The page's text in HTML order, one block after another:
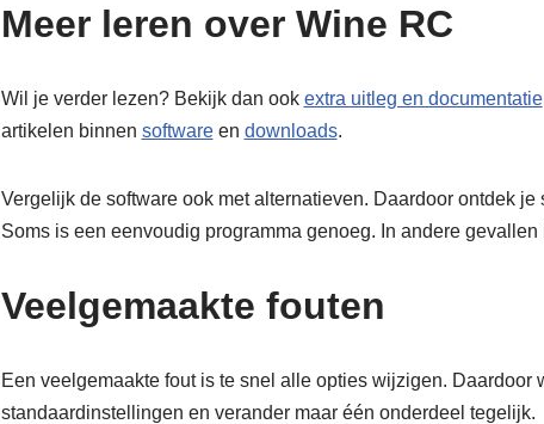
Meer leren over Wine RC
Wil je verder lezen? Bekijk dan ook extra uitleg en documentatie
artikelen binnen softwareen downloads.
Vergelijk de software ook met alternatieven. Daardoor ontdek
Soms is een eenvoudig programma genoeg. In andere
Veelgemaakte fouten
Een veelgemaakte fout is te snel alle opties wijzigen. Daardoor
standaardinstellingen en verander maar één onderdeel tegelijk.